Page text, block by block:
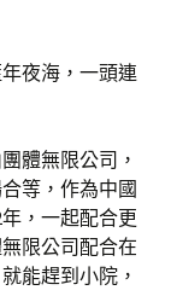
夜海，一頭連
體無限公司，
等，作為中國
，一起配合更
限公司配合在
能趕到小院，